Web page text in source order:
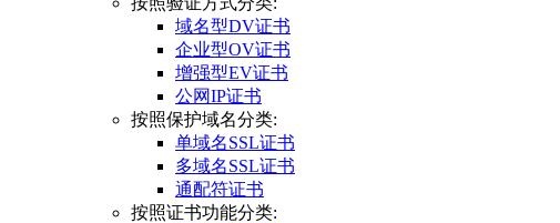
域名型DV证书
企业型OV证书
增强型EV证书
公网IP证书
按照保护域名分类:
单域名SSL证书
多域名SSL证书
通配符证书
按照证书功能分类: